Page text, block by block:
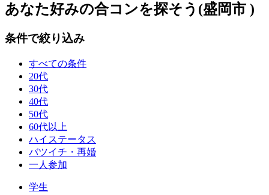
あなた好みの合コンを探そう(盛岡市 )
条件で絞り込み
すべての条件
20代
30代
40代
50代
60代以上
ハイステータス
バツイチ・再婚
一人参加
学生